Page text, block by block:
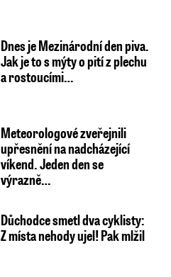
Dnes je Mezinárodní den piva.
Jak je to s mýty o pití z plechu
a rostoucími…
Meteorologové zveřejnili
upřesnění na nadcházející
víkend. Jeden den se
výrazně…
Důchodce smetl dva cyklisty:
Z místa nehody ujel! Pak mlžil